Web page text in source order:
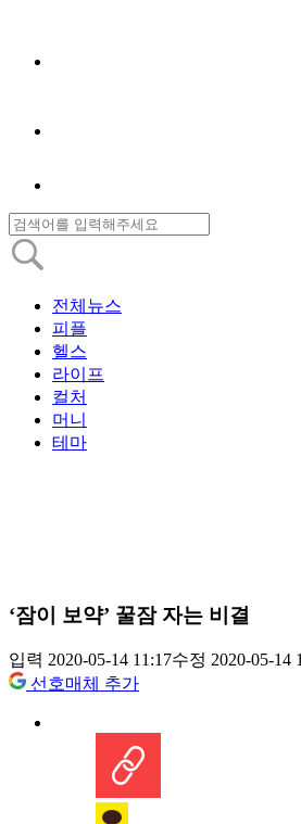
전체뉴스
피플
헬스
라이프
컬처
머니
테마
‘잠이 보약’ 꿀잠 자는 비결
입력 2020-05-14 11:17수정 2020-05-14
선호매체 추가